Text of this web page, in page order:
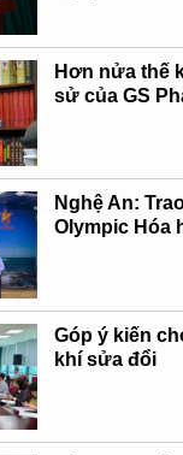
Hơn nửa thế
sử của GS
Nghệ An:
Olympic Hóa
Góp ý kiến
khí sửa đổi